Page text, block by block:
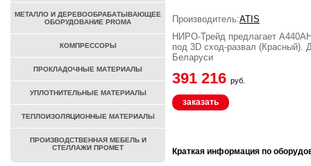
Производитель:ATIS
НИРО-Трейд предлагает
под 3D сход-развал (Красный).
Беларуси
391 216 руб.
заказать
Краткая информация по
МЕТАЛЛО И ДЕРЕВООБРАБАТЫВАЮЩЕЕ
ОБОРУДОВАНИЕ PROMA
КОМПРЕССОРЫ
ПРОКЛАДОЧНЫЕ МАТЕРИАЛЫ
УПЛОТНИТЕЛЬНЫЕ МАТЕРИАЛЫ
ТЕПЛОИЗОЛЯЦИОННЫЕ МАТЕРИАЛЫ
ПРОИЗВОДСТВЕННАЯ МЕБЕЛЬ И
СТЕЛЛАЖИ ПРОМЕТ